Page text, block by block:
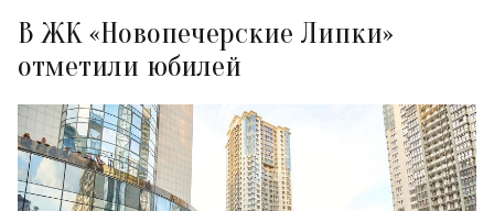
В ЖК «Новопечерские Липки»
отметили юбилей